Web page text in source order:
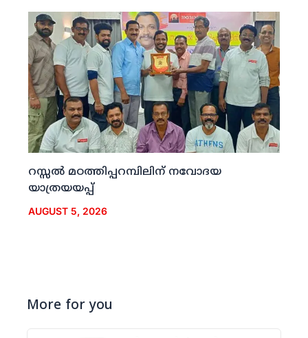
റസ്സല്‍ മഠത്തിപ്പറമ്പിലിന് നവോദയ
യാത്രയയപ്പ്
AUGUST 5, 2026
More for you